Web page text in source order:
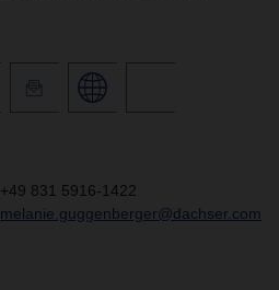
+49 831 5916-1422
melanie.guggenberger@dachser.com